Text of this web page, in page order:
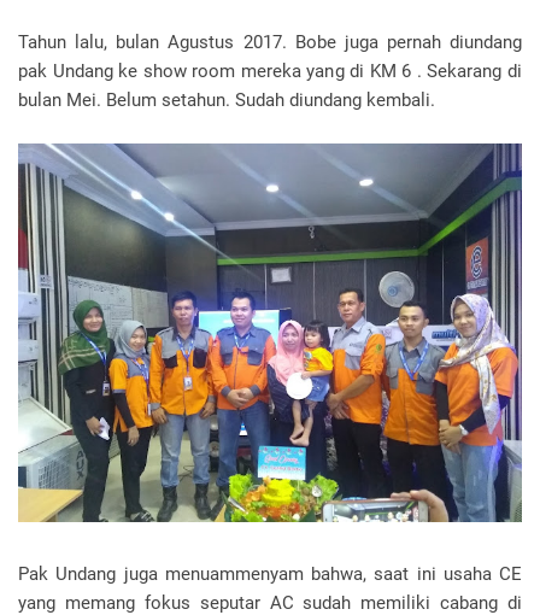
Tahun lalu, bulan Agustus 2017. Bobe juga pernah diundang
pak Undang ke show room mereka yang di KM 6 . Sekarang di
bulan Mei. Belum setahun. Sudah diundang kembali.
Pak Undang juga menuammenyam bahwa, saat ini usaha CE
yang memang fokus seputar AC sudah memiliki cabang di